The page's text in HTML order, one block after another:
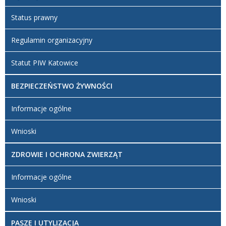
Status prawny
Regulamin organizacyjny
Statut PIW Katowice
BEZPIECZEŃSTWO ŻYWNOŚCI
Informacje ogólne
Wnioski
ZDROWIE I OCHRONA ZWIERZĄT
Informacje ogólne
Wnioski
PASZE I UTYLIZACJA